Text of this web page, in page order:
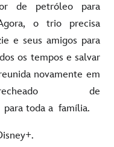
de petróleo para
o trio precisa
e seus amigos para
os tempos e salvar
novamente em
de
toda a família.